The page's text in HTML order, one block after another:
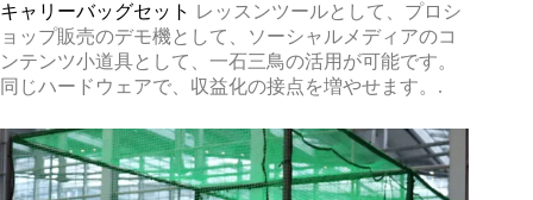
キャリーバッグセット レッスンツールとして、プロシ
ョップ販売のデモ機として、ソーシャルメディアのコ
ンテンツ小道具として、一石三鳥の活用が可能です。
同じハードウェアで、収益化の接点を増やせます。.